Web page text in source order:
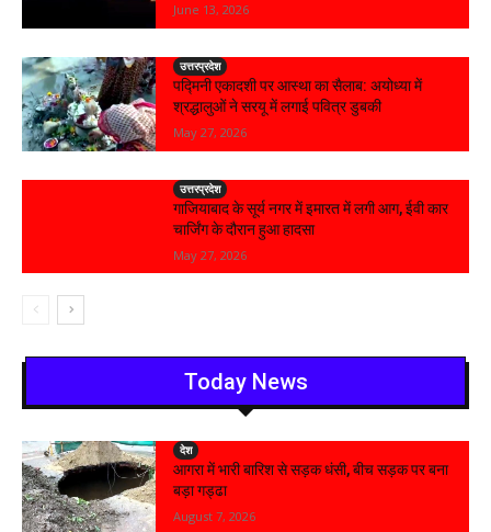
June 13, 2026
उत्तरप्रदेश
पद्मिनी एकादशी पर आस्था का सैलाब: अयोध्या में
श्रद्धालुओं ने सरयू में लगाई पवित्र डुबकी
May 27, 2026
उत्तरप्रदेश
गाजियाबाद के सूर्य नगर में इमारत में लगी आग, ईवी कार
चार्जिंग के दौरान हुआ हादसा
May 27, 2026
Today News
देश
आगरा में भारी बारिश से सड़क धंसी, बीच सड़क पर बना
बड़ा गड्ढा
August 7, 2026